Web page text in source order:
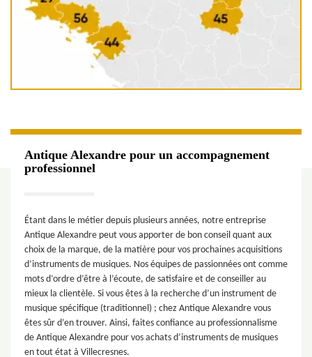
Antique Alexandre pour un accompagnement
professionnel
Étant dans le métier depuis plusieurs années, notre entreprise
Antique Alexandre peut vous apporter de bon conseil quant aux
choix de la marque, de la matière pour vos prochaines acquisitions
d’instruments de musiques. Nos équipes de passionnées ont comme
mots d’ordre d’être à l’écoute, de satisfaire et de conseiller au
mieux la clientèle. Si vous êtes à la recherche d’un instrument de
musique spécifique (traditionnel) ; chez Antique Alexandre vous
êtes sûr d’en trouver. Ainsi, faites confiance au professionnalisme
de Antique Alexandre pour vos achats d’instruments de musiques
en tout état à Villecresnes.